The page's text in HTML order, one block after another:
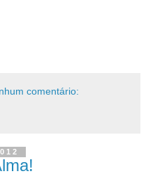
comentário: